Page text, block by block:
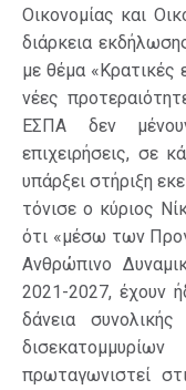
Οικονομίας και
διάρκεια
με θέμα «Κρατικές
νέες
ΕΣΠΑ δεν
επιχειρήσεις, σε
υπάρξει στήριξη
τόνισε ο κύριος
ότι «μέσω των
Ανθρώπινο
2021-2027, έχουν
δάνεια
πρωταγωνιστεί